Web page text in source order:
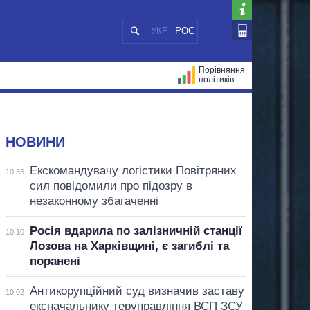
УКР РОС
Порівняння
політиків
НОВИНИ
10:35
Екскомандувачу логістики Повітряних
сил повідомили про підозру в
незаконному збагаченні
10:10
Росія вдарила по залізничній станції
Лозова на Харківщині, є загиблі та
поранені
10:02
Антикорупційний суд визначив заставу
ексначальнику теруправління ВСП ЗСУ